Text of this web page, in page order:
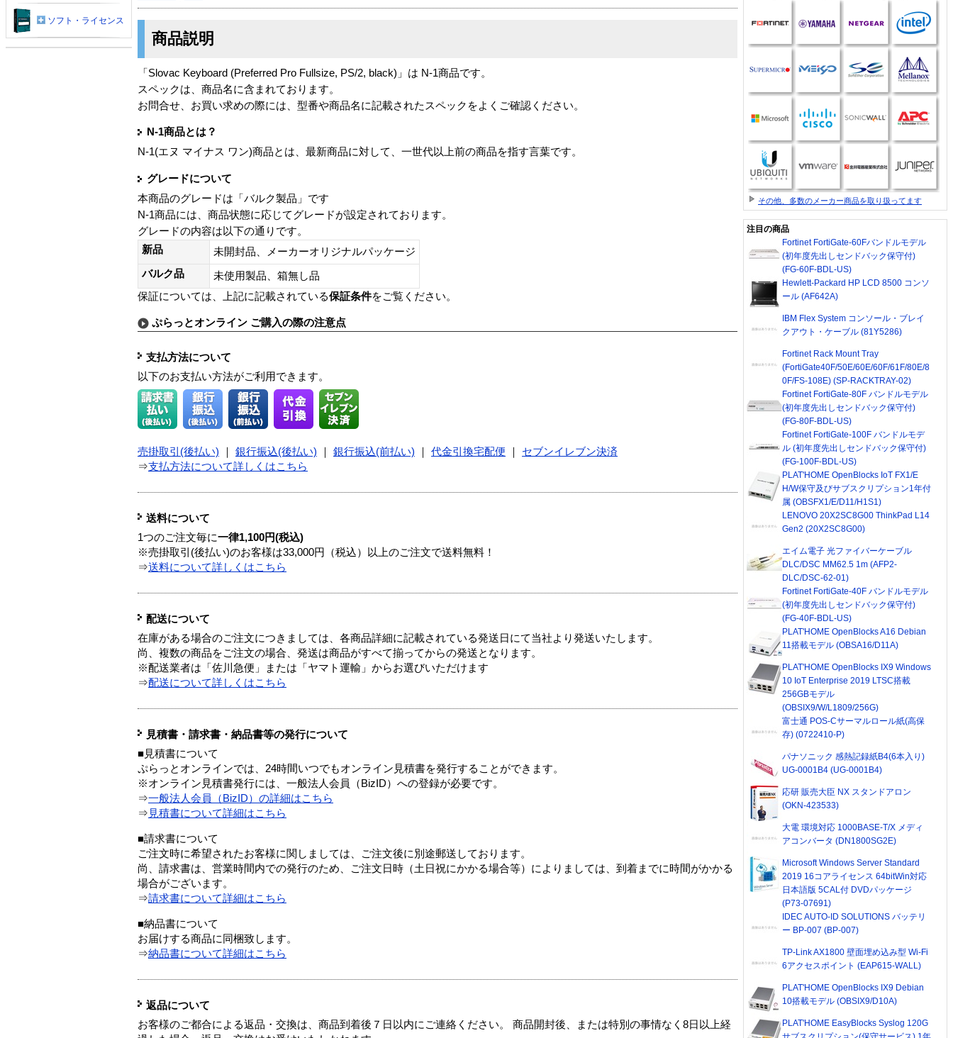
商品説明
「Slovac Keyboard (Preferred Pro Fullsize, PS/2, black)」は N-1商品です。
スペックは、商品名に含まれております。
お問合せ、お買い求めの際には、型番や商品名に記載されたスペックをよくご確認ください。
N-1商品とは？
N-1(エヌ マイナス ワン)商品とは、最新商品に対して、一世代以上前の商品を指す言葉です。
グレードについて
本商品のグレードは「バルク製品」です
N-1商品には、商品状態に応じてグレードが設定されております。
グレードの内容は以下の通りです。
新品
未開封品、メーカーオリジナルパッケージ
バルク品
未使用製品、箱無し品
保証については、上記に記載されている保証条件をご覧ください。
ぷらっとオンライン ご購入の際の注意点
支払方法について
以下のお支払い方法がご利用できます。
売掛取引(後払い) 銀行振込(後払い) 銀行振込(前払い) 代金引換宅配便
セブンイレブン決済
⇒支払方法について詳しくはこちら
送料について
1つのご注文毎に一律1,100円(税込)
※売掛取引(後払い)のお客様は33,000円（税込）以上のご注文で送料無料！
⇒送料について詳しくはこちら
配送について
在庫がある場合のご注文につきましては、各商品詳細に記載されている発送日にて当社より発送いたします。
尚、複数の商品をご注文の場合、発送は商品がすべて揃ってからの発送となります。
※配送業者は「佐川急便」または「ヤマト運輸」からお選びいただけます
⇒配送について詳しくはこちら
見積書・請求書・納品書等の発行について
■見積書について
ぷらっとオンラインでは、24時間いつでもオンライン見積書を発行することができます。
※オンライン見積書発行には、一般法人会員（BizID）への登録が必要です。
⇒一般法人会員（BizID）の詳細はこちら
⇒ 見積書について詳細はこちら
■請求書について
ご注文時に希望されたお客様に関しましては、ご注文後に別途郵送しております。
尚、請求書は、営業時間内での発行のため、ご注文日時（土日祝にかかる場合等）によりましては、到着までに時間がかかる
場合がございます。
⇒請求書について詳細はこちら
■納品書について
お届けする商品に同梱致します。
⇒納品書について詳細はこちら
返品について
お客様のご都合による返品・交換は、商品到着後７日以内にご連絡ください。 商品開封後、または特別の事情なく8日以上経
ソフト・ライセンス
その他、多数のメーカー商品を取り扱ってます
注目の商品
Fortinet FortiGate-60Fバンドルモデル
(初年度先出しセンドバック保守付)
(FG-60F-BDL-US)
Hewlett-Packard HP LCD 8500 コンソ
ール (AF642A)
IBM Flex System コンソール・ブレイ
クアウト・ケーブル (81Y5286)
Fortinet Rack Mount Tray
(FortiGate40F/50E/60E/60F/61F/80E/8
0F/FS-108E) (SP-RACKTRAY-02)
Fortinet FortiGate-80F バンドルモデル
(初年度先出しセンドバック保守付)
(FG-80F-BDL-US)
Fortinet FortiGate-100F バンドルモデ
ル (初年度先出しセンドバック保守付)
(FG-100F-BDL-US)
PLAT'HOME OpenBlocks IoT FX1/E
H/W保守及びサブスクリプション1年付
属 (OBSFX1/E/D11/H1S1)
LENOVO 20X2SC8G00 ThinkPad L14
Gen2 (20X2SC8G00)
エイム電子 光ファイバーケーブル
DLC/DSC MM62.5 1m (AFP2-
DLC/DSC-62-01)
Fortinet FortiGate-40F バンドルモデル
(初年度先出しセンドバック保守付)
(FG-40F-BDL-US)
PLAT'HOME OpenBlocks A16 Debian
11搭載モデル (OBSA16/D11A)
PLAT'HOME OpenBlocks IX9 Windows
10 IoT Enterprise 2019 LTSC搭載
256GBモデル
(OBSIX9/W/L1809/256G)
富士通 POS-Cサーマルロール紙(高保
存) (0722410-P)
パナソニック 感熱記録紙B4(6本入り)
UG-0001B4 (UG-0001B4)
応研 販売大臣 NX スタンドアロン
(OKN-423533)
大電 環境対応 1000BASE-T/X メディ
アコンバータ (DN1800SG2E)
Microsoft Windows Server Standard
2019 16コアライセンス 64bitWin対応
日本語版 5CAL付 DVDパッケージ
(P73-07691)
IDEC AUTO-ID SOLUTIONS バッテリ
ー BP-007 (BP-007)
TP-Link AX1800 壁面埋め込み型 Wi-Fi
6アクセスポイント (EAP615-WALL)
PLAT'HOME OpenBlocks IX9 Debian
10搭載モデル (OBSIX9/D10A)
PLAT'HOME EasyBlocks Syslog 120G